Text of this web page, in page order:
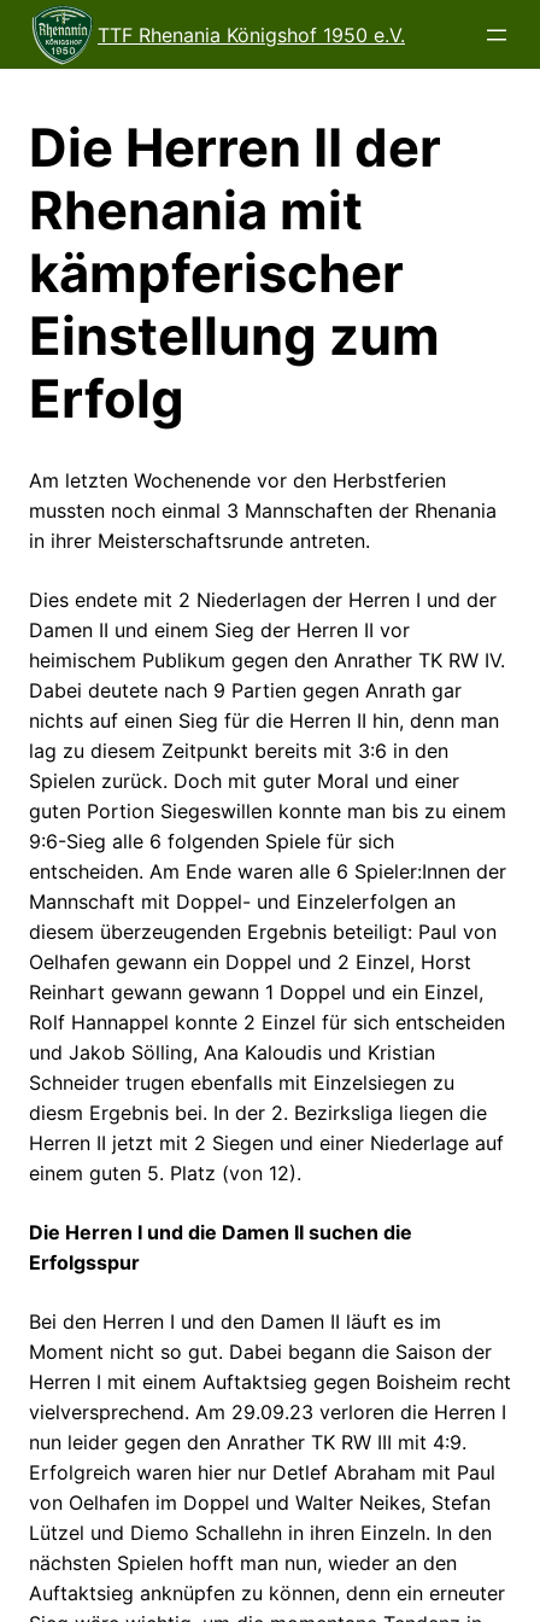
Direkt
zum
Inhalt
TTF Rhenania Königshof 1950 e.V.
Die Herren II der
Rhenania mit
kämpferischer
Einstellung zum
Erfolg
Am letzten Wochenende vor den Herbstferien
mussten noch einmal 3 Mannschaften der Rhenania
in ihrer Meisterschaftsrunde antreten.
Dies endete mit 2 Niederlagen der Herren I und der
Damen II und einem Sieg der Herren II vor
heimischem Publikum gegen den Anrather TK RW IV.
Dabei deutete nach 9 Partien gegen Anrath gar
nichts auf einen Sieg für die Herren II hin, denn man
lag zu diesem Zeitpunkt bereits mit 3:6 in den
Spielen zurück. Doch mit guter Moral und einer
guten Portion Siegeswillen konnte man bis zu einem
9:6-Sieg alle 6 folgenden Spiele für sich
entscheiden. Am Ende waren alle 6 Spieler:Innen der
Mannschaft mit Doppel- und Einzelerfolgen an
diesem überzeugenden Ergebnis beteiligt: Paul von
Oelhafen gewann ein Doppel und 2 Einzel, Horst
Reinhart gewann gewann 1 Doppel und ein Einzel,
Rolf Hannappel konnte 2 Einzel für sich entscheiden
und Jakob Sölling, Ana Kaloudis und Kristian
Schneider trugen ebenfalls mit Einzelsiegen zu
diesm Ergebnis bei. In der 2. Bezirksliga liegen die
Herren II jetzt mit 2 Siegen und einer Niederlage auf
einem guten 5. Platz (von 12).
Die Herren I und die Damen II suchen die
Erfolgsspur
Bei den Herren I und den Damen II läuft es im
Moment nicht so gut. Dabei begann die Saison der
Herren I mit einem Auftaktsieg gegen Boisheim recht
vielversprechend. Am 29.09.23 verloren die Herren I
nun leider gegen den Anrather TK RW III mit 4:9.
Erfolgreich waren hier nur Detlef Abraham mit Paul
von Oelhafen im Doppel und Walter Neikes, Stefan
Lützel und Diemo Schallehn in ihren Einzeln. In den
nächsten Spielen hofft man nun, wieder an den
Auftaktsieg anknüpfen zu können, denn ein erneuter